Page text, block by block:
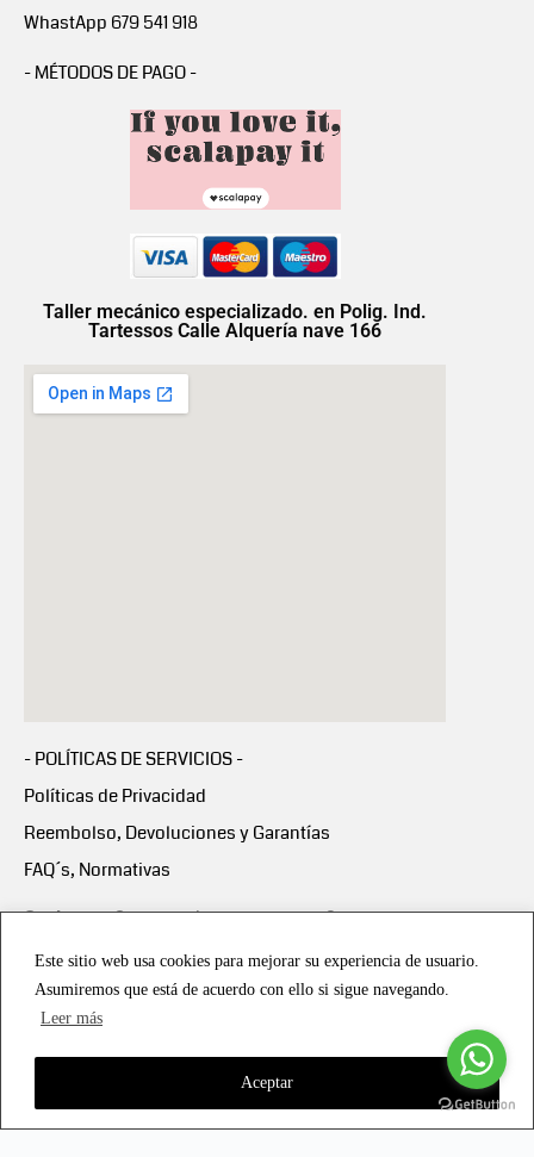
Este sitio web usa cookies para mejorar su experiencia de usuario.
Asumiremos que está de acuerdo con ello si sigue navegando.
Leer más
Aceptar
WhastApp 679 541 918
- MÉTODOS DE PAGO -
Taller mecánico especializado. en Polig. Ind.
Tartessos Calle Alquería nave 166
- POLÍTICAS DE SERVICIOS -
Políticas de Privacidad
Reembolso, Devoluciones y Garantías
FAQ´s, Normativas
Scalapay:Compra ahora y paga en 3 cuotas
Scalapay Política Privacidad
Copyright © 2021 all rights reserved - Vialmotor